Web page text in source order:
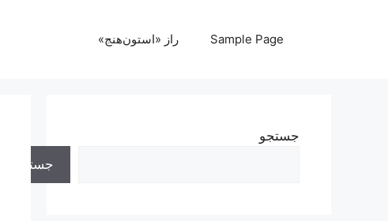
Sample Page راز «استون‌هنج»
جستجو
جستجو